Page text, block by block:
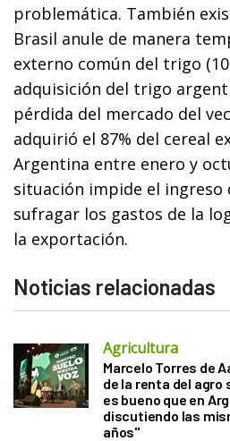
problemática. También
Brasil anule de manera
externo común del trigo
adquisición del trigo
pérdida del mercado del
adquirió el 87% del cereal
Argentina entre enero y
situación impide el ingreso
sufragar los gastos de la
la exportación.
Noticias relacionadas
Agricultura
Marcelo Torres de
de la renta del agro
es bueno que en
discutiendo las
años"